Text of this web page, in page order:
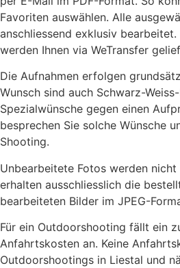
Favoriten auswählen. Alle
anschliessend exklusiv
werden Ihnen via WeTransfer
Die Aufnahmen erfolgen
Wunsch sind auch Schwarz-
Spezialwünsche gegen einen
besprechen Sie solche Wünsche
Shooting.
Unbearbeitete Fotos werden nicht
erhalten ausschliesslich die
bearbeiteten Bilder im JPEG-
Für ein Outdoorshooting fällt ein
Anfahrtskosten an. Keine
Outdoorshootings in Liestal und